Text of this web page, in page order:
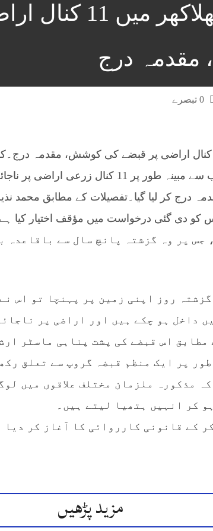
اور کوٹلی ستیاں کے نظر انداز متاثرین
کلرسیداں
درج
کلرسیداں بھلاکھر میں 11 کنال اراضی پر قبضے کی کوشش،
میں قبضہ گروپ کی جانب سے مبینہ طور پر
درج کر لیا گیا۔تفصیلات کے مطابق محمد
جس پر وہ گزشتہ پانچ سال سے باقاعدہ
روز اپنی زمین پر پہنچا تو اس
داخل ہو چکے ہیں اور اراضی پر
مطابق اس قبضے کی پشت پناہی ماسٹر
پر ایک منظم قبضہ گروپ سے تعلق
مذکورہ ملزمان مختلف علاقوں میں
کر انہیں ہتھیا لیتے ہیں۔
کے قانونی کارروائی کا آغاز کر دیا
مزید پڑھیں